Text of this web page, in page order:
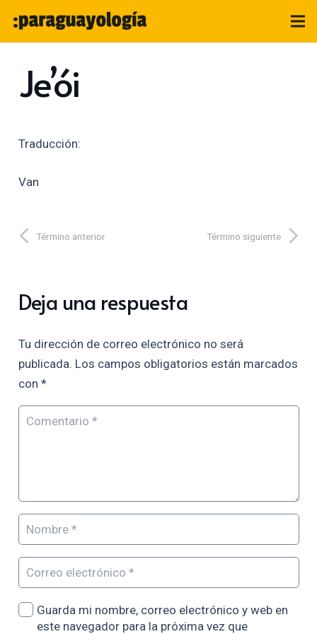
Je’ói
Traducción:
Van
Término anterior Término siguiente
Deja una respuesta
Tu dirección de correo electrónico no será
publicada. Los campos obligatorios están marcados
con *
Guarda mi nombre, correo electrónico y web en
este navegador para la próxima vez que